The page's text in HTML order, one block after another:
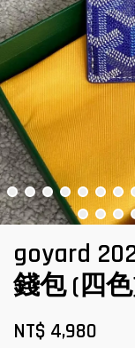
goyard
錢包 (四
NT$ 4,980